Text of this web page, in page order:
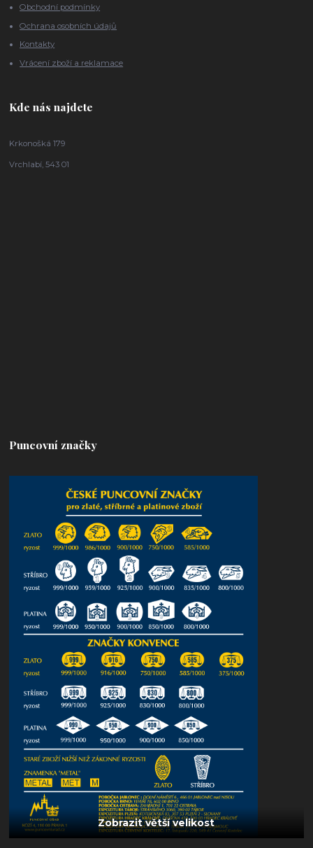
Obchodní podmínky
Ochrana osobních údajů
Kontakty
Vrácení zboží a reklamace
Kde nás najdete
Krkonošká 179
Vrchlabí, 543 01
Puncovní značky